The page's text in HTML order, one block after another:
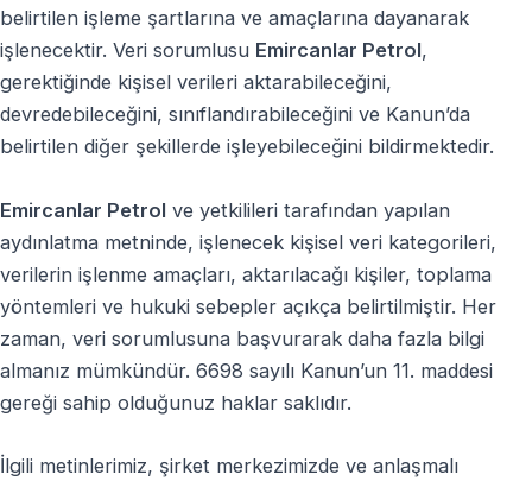
belirtilen işleme şartlarına ve amaçlarına dayanarak
işlenecektir. Veri sorumlusu Emircanlar Petrol,
gerektiğinde kişisel verileri aktarabileceğini,
devredebileceğini, sınıflandırabileceğini ve Kanun’da
belirtilen diğer şekillerde işleyebileceğini bildirmektedir.
Emircanlar Petrol ve yetkilileri tarafından yapılan
aydınlatma metninde, işlenecek kişisel veri kategorileri,
verilerin işlenme amaçları, aktarılacağı kişiler, toplama
yöntemleri ve hukuki sebepler açıkça belirtilmiştir. Her
zaman, veri sorumlusuna başvurarak daha fazla bilgi
almanız mümkündür. 6698 sayılı Kanun’un 11. maddesi
gereği sahip olduğunuz haklar saklıdır.
İlgili metinlerimiz, şirket merkezimizde ve anlaşmalı